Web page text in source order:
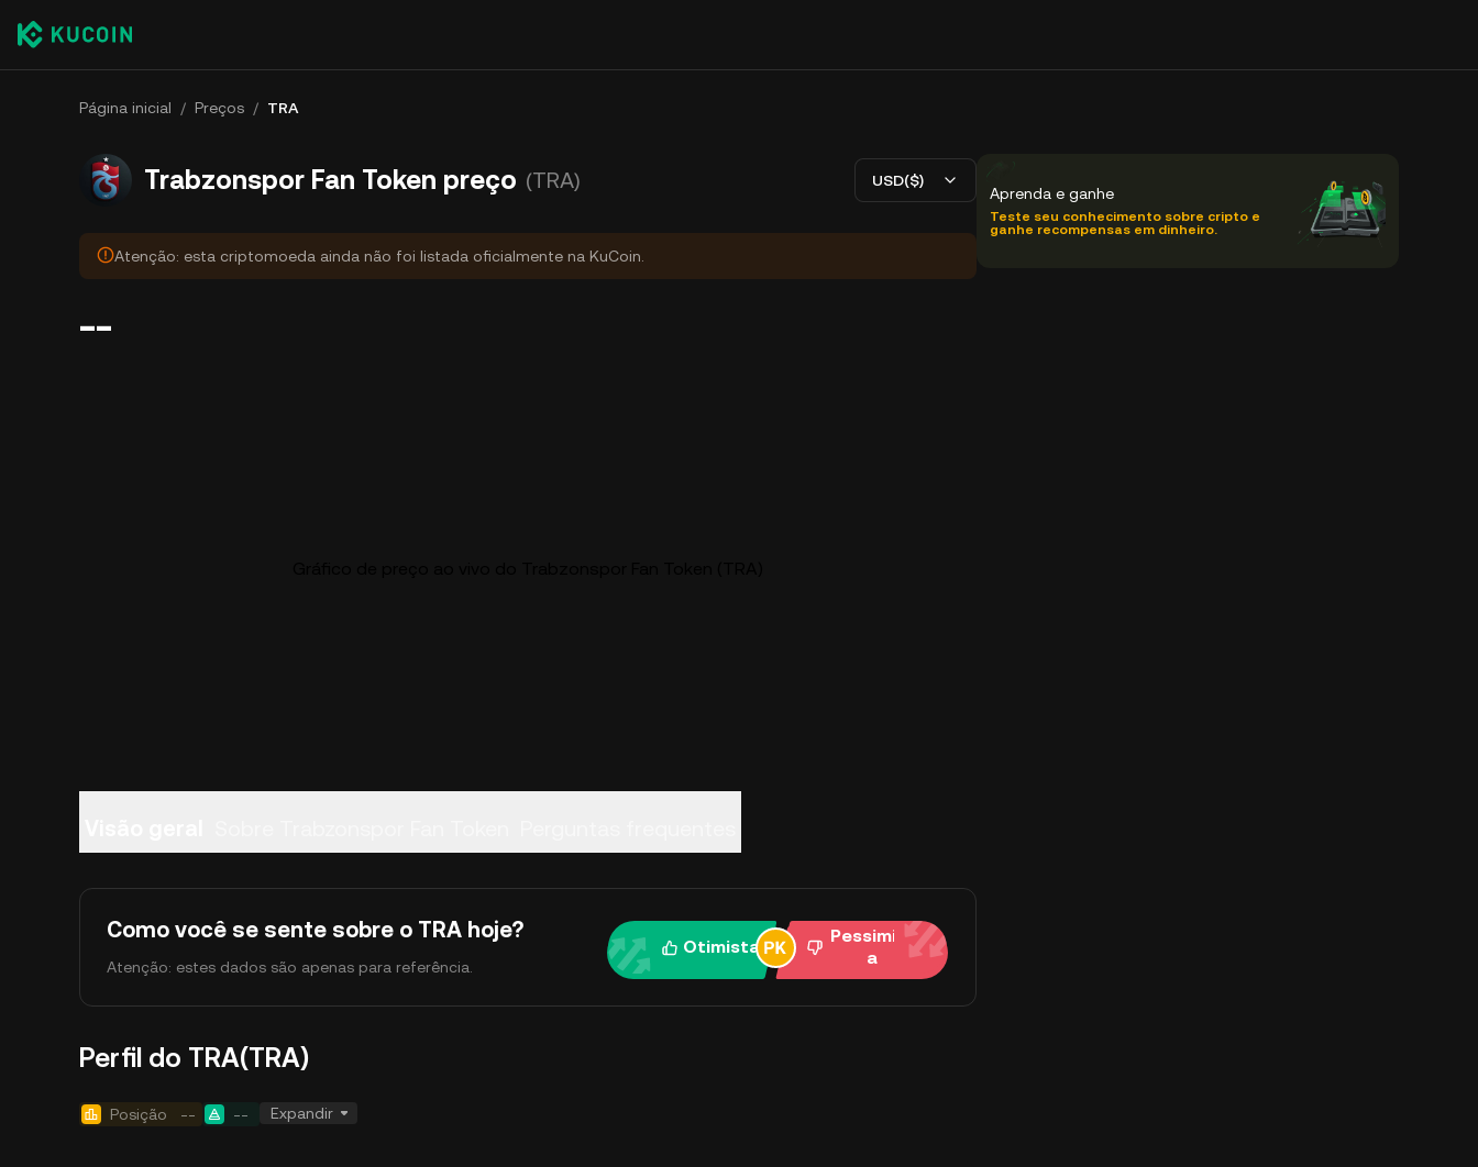
Página inicial / Preços / TRA
Trabzonspor Fan Token preço (TRA) USD($)
Atenção: esta criptomoeda ainda não foi listada oficialmente na KuCoin.
--
Como você se sente sobre o TRA hoje?
Atenção: estes dados são apenas para referência.
Otimista
Pessimist
a
Perfil do TRA(TRA)
Posição -- -- Expandir
Aprenda e ganhe
Teste seu conhecimento sobre cripto e
ganhe recompensas em dinheiro.